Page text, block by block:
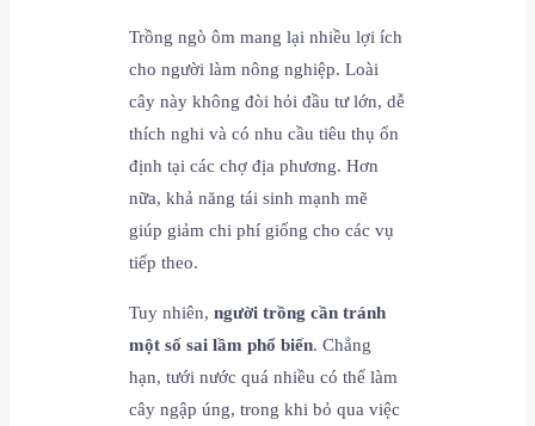
Trồng ngò ôm mang lại nhiều lợi ích
cho người làm nông nghiệp. Loài
cây này không đòi hỏi đầu tư lớn, dễ
thích nghi và có nhu cầu tiêu thụ ổn
định tại các chợ địa phương. Hơn
nữa, khả năng tái sinh mạnh mẽ
giúp giảm chi phí giống cho các vụ
tiếp theo.
Tuy nhiên,người trồng cần tránh
một số sai lầm phổ biến. Chẳng
hạn, tưới nước quá nhiều có thể làm
cây ngập úng, trong khi bỏ qua việc